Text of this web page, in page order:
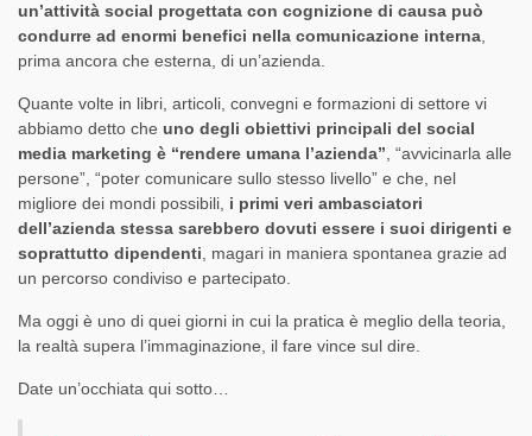
un’attività social progettata con cognizione di causa può
condurre ad enormi benefici nella comunicazione interna,
prima ancora che esterna, di un’azienda.
Quante volte in libri, articoli, convegni e formazioni di settore vi
abbiamo detto che uno degli obiettivi principali del social
media marketing è “rendere umana l’azienda”, “avvicinarla alle
persone”, “poter comunicare sullo stesso livello” e che, nel
migliore dei mondi possibili, i primi veri ambasciatori
dell’azienda stessa sarebbero dovuti essere i suoi dirigenti e
soprattutto dipendenti, magari in maniera spontanea grazie ad
un percorso condiviso e partecipato.
Ma oggi è uno di quei giorni in cui la pratica è meglio della teoria,
la realtà supera l’immaginazione, il fare vince sul dire.
Date un’occhiata qui sotto…